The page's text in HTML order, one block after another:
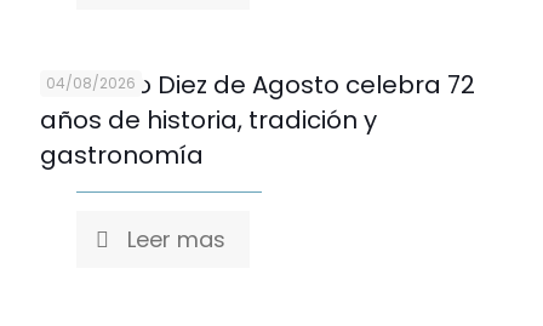
04/08/2026
Mercado Diez de Agosto celebra 72
años de historia, tradición y
gastronomía
Leer mas